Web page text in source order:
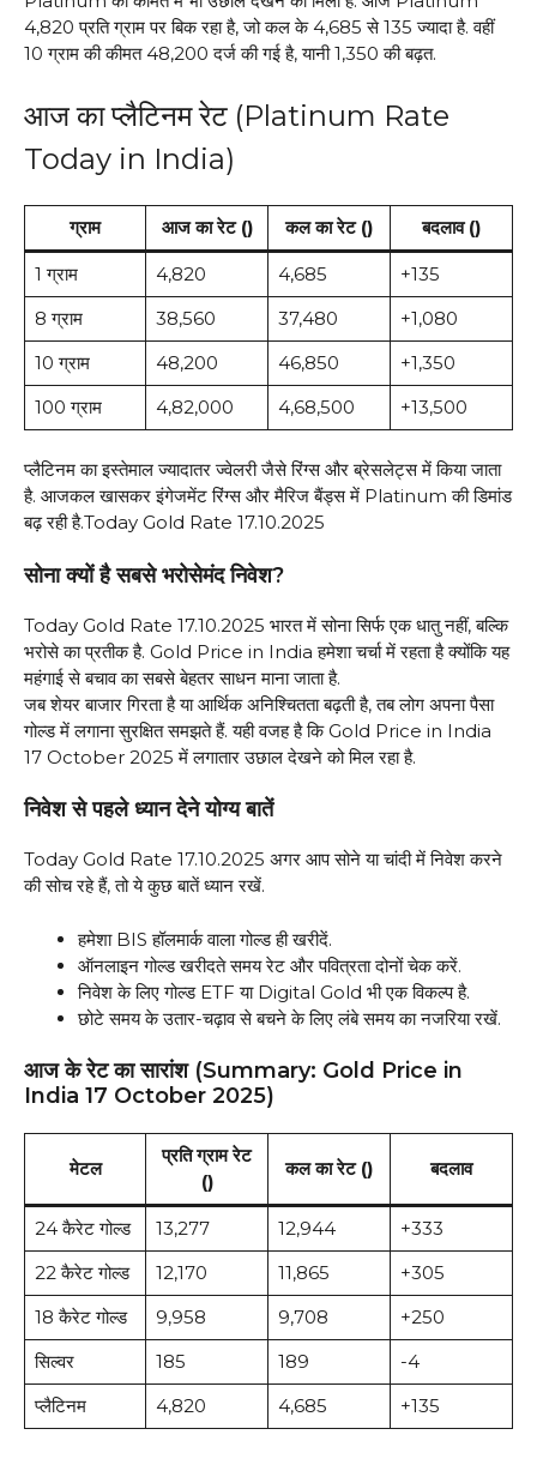
₹4,820 प्रति ग्राम पर बिक रहा है, जो कल के ₹4,685 से ₹135 ज्यादा है. वहीं
10 ग्राम की कीमत ₹48,200 दर्ज की गई है, यानी ₹1,350 की बढ़त.
आज का प्लैटिनम रेट (Platinum Rate
Today in India)
ग्राम आज का रेट (₹) कल का रेट (₹) बदलाव (₹)
1 ग्राम ₹4,820 ₹4,685
+₹135
8 ग्राम
₹38,560 ₹37,480
+₹1,080
10 ग्राम
₹48,200 ₹46,850
+₹1,350
100 ग्राम
₹4,82,000 ₹4,68,500 +₹13,500
प्लैटिनम का इस्तेमाल ज्यादातर ज्वेलरी जैसे रिंग्स और ब्रेसलेट्स में किया जाता
है. आजकल खासकर इंगेजमेंट रिंग्स और मैरिज बैंड्स में Platinum की डिमांड
बढ़ रही है.Today Gold Rate 17.10.2025
सोना क्यों है सबसे भरोसेमंद निवेश?
Today Gold Rate 17.10.2025 भारत में सोना सिर्फ एक धातु नहीं, बल्कि
भरोसे का प्रतीक है. Gold Price in India हमेशा चर्चा में रहता है क्योंकि यह
महंगाई से बचाव का सबसे बेहतर साधन माना जाता है.
जब शेयर बाजार गिरता है या आर्थिक अनिश्चितता बढ़ती है, तब लोग अपना पैसा
गोल्ड में लगाना सुरक्षित समझते हैं. यही वजह है कि Gold Price in India
17 October 2025 में लगातार उछाल देखने को मिल रहा है.
निवेश से पहले ध्यान देने योग्य बातें
Today Gold Rate 17.10.2025 अगर आप सोने या चांदी में निवेश करने
की सोच रहे हैं, तो ये कुछ बातें ध्यान रखें.
हमेशा BIS हॉलमार्क वाला गोल्ड ही खरीदें.
ऑनलाइन गोल्ड खरीदते समय रेट और पवित्रता दोनों चेक करें.
निवेश के लिए गोल्ड ETF या Digital Gold भी एक विकल्प है.
छोटे समय के उतार-चढ़ाव से बचने के लिए लंबे समय का नजरिया रखें.
आज के रेट का सारांश (Summary: Gold Price in
India 17 October 2025)
मेटल
प्रति ग्राम रेट
(₹)
कल का रेट (₹) बदलाव
24 कैरेट गोल्ड ₹13,277 ₹12,944
+₹333
22 कैरेट गोल्ड
₹12,170 ₹11,865
+₹305
18 कैरेट गोल्ड
₹9,958 ₹9,708
+₹250
सिल्वर
₹185 ₹189
-₹4
प्लैटिनम
₹4,820 ₹4,685 +₹135